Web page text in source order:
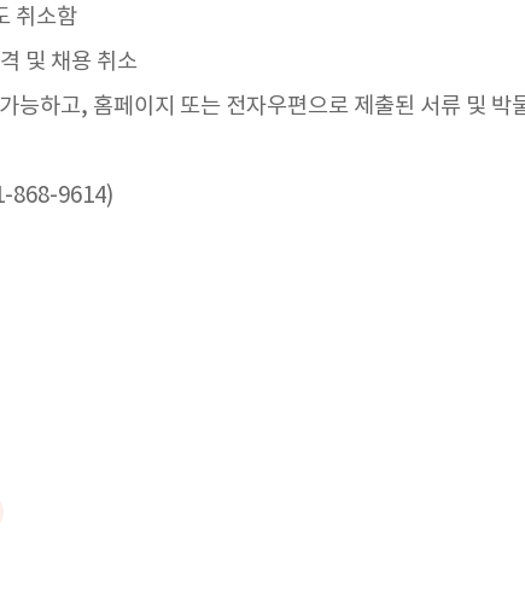
취소함
및 채용 취소
능하고, 홈페이지 또는 전자우편으로 제출된 서류 및
868-9614)